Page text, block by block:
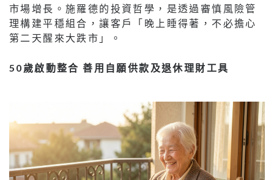
市場增長。施羅德的投資哲學，是透過審慎風險管
理構建平穩組合，讓客戶「晚上睡得著，不必擔心
第二天醒來大跌市」。
50歲啟動整合 善用自願供款及退休理財工具